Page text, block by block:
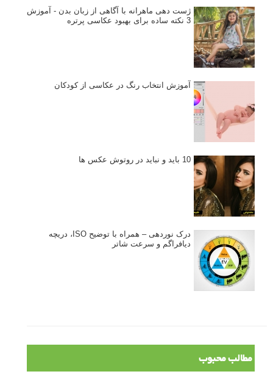
ژست دهی ماهرانه با آگاهی از زبان بدن - آموزش
3 نکته ساده برای بهبود عکاسی پرتره
آموزش انتخاب رنگ در عکاسی از کودکان
10 باید و نباید در روتوش عکس ها
درک نوردهی – همراه با توضیح ISO، دریچه
دیافراگم و سرعت شاتر
مطالب محبوب